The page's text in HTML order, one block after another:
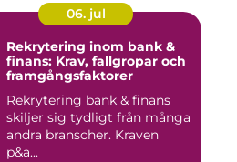
06. jul
Rekrytering inom bank &
finans: Krav, fallgropar och
framgångsfaktorer
Rekrytering bank & finans
skiljer sig tydligt från många
andra branscher. Kraven
p&a...